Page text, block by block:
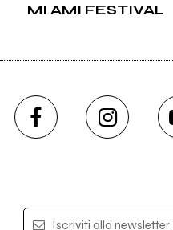
MI AMI FESTIVAL
Iscriviti alla newsletter